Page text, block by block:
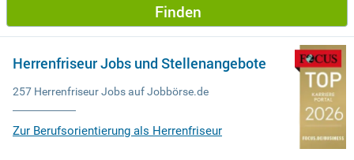
Finden
Herrenfriseur Jobs und Stellenangebote
257 Herrenfriseur Jobs auf Jobbörse.de
Zur Berufsorientierung als Herrenfriseur